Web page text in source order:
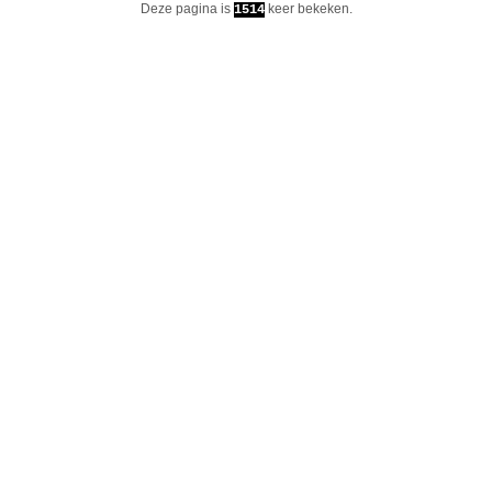
Deze pagina is 1514keer bekeken.